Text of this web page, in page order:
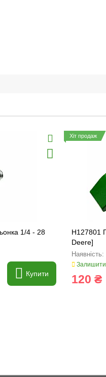
1/4 - 28
Купити
Хіт продаж
H127801
Deere]
Залишити
120 ₴